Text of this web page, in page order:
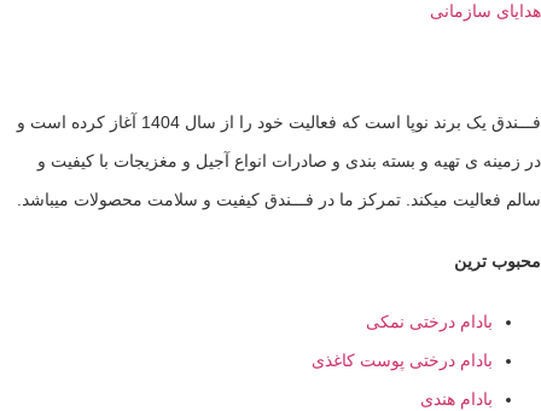
فـــندق یک برند نوپا است که فعالیت خود را از سال 1404 آغاز کرده است و
ی تهیه و بسته بندی و صادرات انواع آجیل و مغزیجات با کیفیت و
میکند. تمرکز ما در فـــندق کیفیت و سلامت محصولات میباشد.
بادام درختی نمکی
بادام درختی پوست کاغذی
بادام هندی